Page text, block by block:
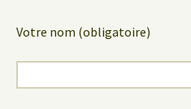
Votre nom (obligatoire)